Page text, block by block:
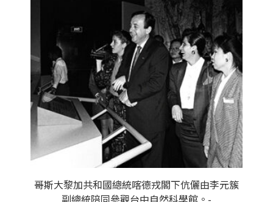
哥斯大黎加共和國總統喀德戎閣下伉儷由李元簇
副總統陪同參觀台中自然科學館。-